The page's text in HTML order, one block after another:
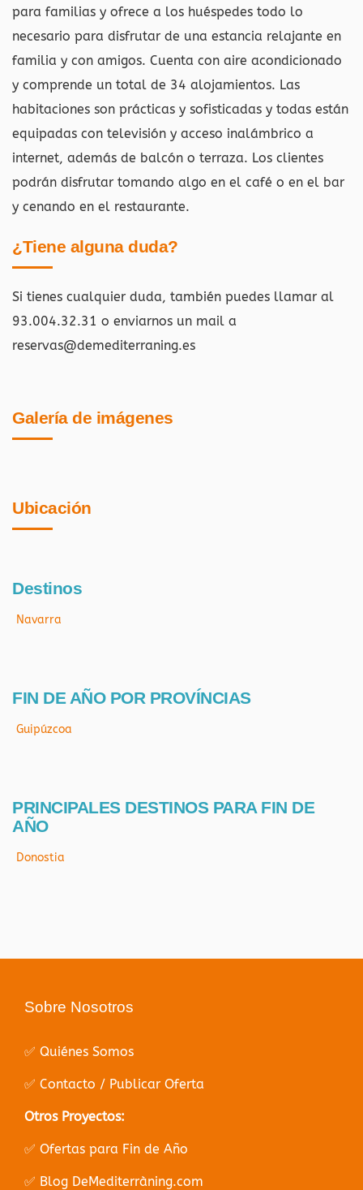
para familias y ofrece a los huéspedes todo lo
necesario para disfrutar de una estancia relajante en
familia y con amigos. Cuenta con aire acondicionado
y comprende un total de 34 alojamientos. Las
habitaciones son prácticas y sofisticadas y todas están
equipadas con televisión y acceso inalámbrico a
internet, además de balcón o terraza. Los clientes
podrán disfrutar tomando algo en el café o en el bar
y cenando en el restaurante.
¿Tiene alguna duda?
Si tienes cualquier duda, también puedes llamar al
93.004.32.31 o enviarnos un mail a
reservas@demediterraning.es
Galería de imágenes
Ubicación
Destinos
Navarra
FIN DE AÑO POR PROVÍNCIAS
Guipúzcoa
PRINCIPALES DESTINOS PARA FIN DE
AÑO
Donostia
Sobre Nosotros
✅ Quiénes Somos
✅ Contacto / Publicar Oferta
Otros Proyectos:
✅ Ofertas para Fin de Año
✅ Blog DeMediterràning.com